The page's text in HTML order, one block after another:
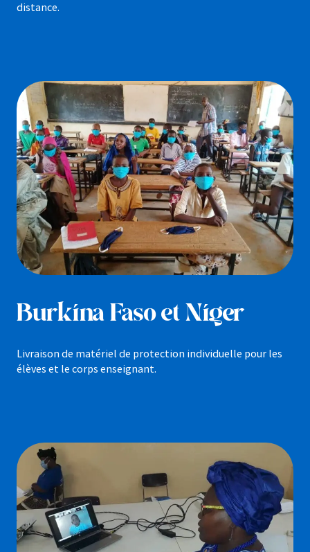
distance.
Burkina Faso et Niger
Livraison de matériel de protection individuelle pour les
élèves et le corps enseignant.